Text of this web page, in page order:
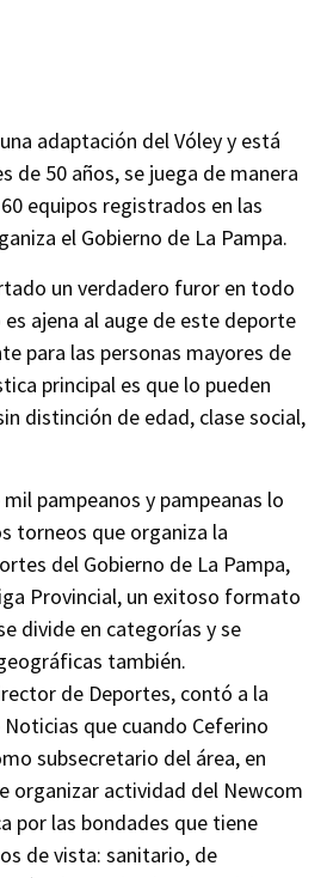
adaptación del Vóley y está
de 50 años, se juega de manera
equipos registrados en las
el Gobierno de La Pampa.
un verdadero furor en todo
es ajena al auge de este deporte
para las personas mayores de
principal es que lo pueden
distinción de edad, clase social,
pampeanos y pampeanas lo
torneos que organiza la
del Gobierno de La Pampa,
Provincial, un exitoso formato
divide en categorías y se
también.
de Deportes, contó a la
que cuando Ceferino
subsecretario del área, en
organizar actividad del Newcom
por las bondades que tiene
de vista: sanitario, de